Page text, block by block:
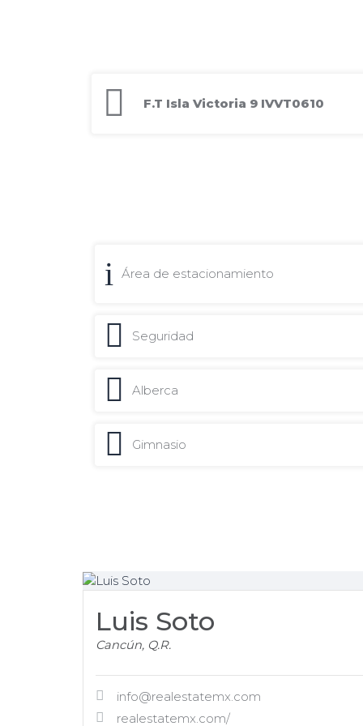
F.T Isla Victoria 9 IVVT0610
Área de estacionamiento
Seguridad
Alberca
Gimnasio
Luis Soto
Cancún, Q.R.
info@realestatemx.com
realestatemx.com/